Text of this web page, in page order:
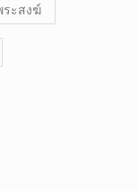
ระสงฆ์